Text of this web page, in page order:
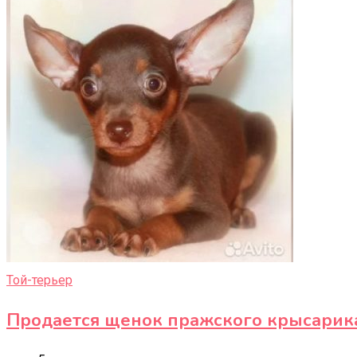
Той-терьер
Продается щенок пражского